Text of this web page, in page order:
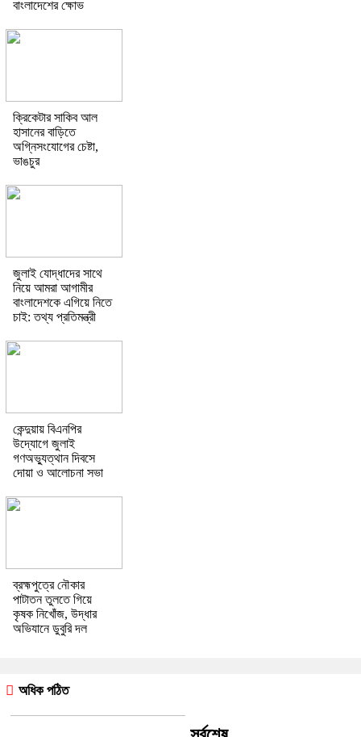
বাংলাদেশের ক্ষোভ
ক্রিকেটার সাকিব আল
হাসানের বাড়িতে
অগ্নিসংযোগের চেষ্টা,
ভাঙচুর
জুলাই যোদ্ধাদের সাথে
নিয়ে আমরা আগামীর
বাংলাদেশকে এগিয়ে নিতে
চাই: তথ্য প্রতিমন্ত্রী
কেন্দুয়ায় বিএনপির
উদ্যোগে জুলাই
গণঅভ্যুত্থান দিবসে
দোয়া ও আলোচনা সভা
ব্রহ্মপুত্রে নৌকার
পাটাতন তুলতে গিয়ে
কৃষক নিখোঁজ, উদ্ধার
অভিযানে ডুবুরি দল
অধিক পঠিত